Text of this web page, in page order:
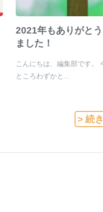
2021年もありがと
ました！
こんにちは、編集部です。
ところわずかと...
> 続